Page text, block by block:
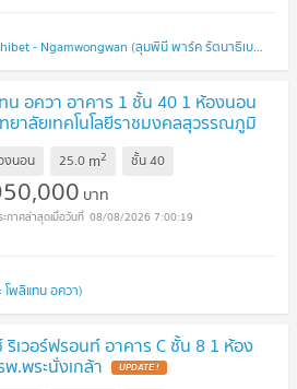
Lumpini Park Rattanathibet - Ngamwongwan (ลุมพินี พาร์ค รัตนาธิเบศร์ - งามวงศ์วาน)
ทน อควา อาคาร 1 ชั้น 40 1 ห้องนอน
าลัยเทคโนโลยีราชมงคลสุวรรณภูมิ
งนอน 25.0 m2 ชั้น40
บาท
08/08/2026 7:00:19
โพลิแทน อควา)
ริเวอร์ฟรอนท์ อาคาร C ชั้น 8 1 ห้อง
.พระนั่งเกล้า